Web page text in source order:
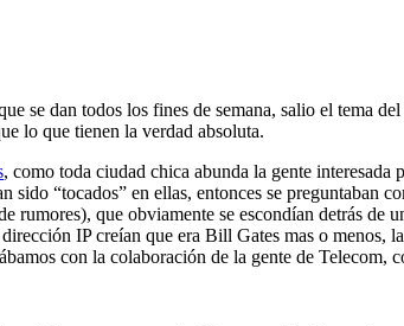
se dan todos los fines de semana, salio el tema
lo que tienen la verdad absoluta.
, como toda ciudad chica abunda la gente
sido “tocados” en ellas, entonces se preguntaban
rumores), que obviamente se escondían detrás
IP creían que era Bill Gates mas o menos,
con la colaboración de la gente de